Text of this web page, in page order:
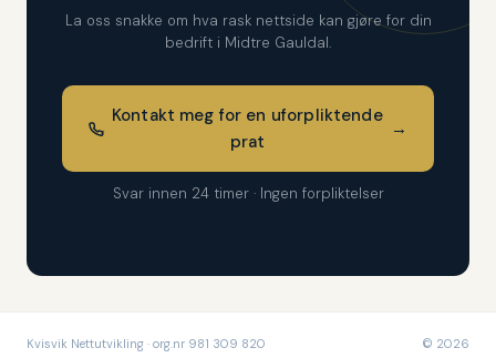
La oss snakke om hva rask nettside kan gjøre for din
bedrift i Midtre Gauldal.
Kontakt meg for en uforpliktende
prat
→
Svar innen 24 timer · Ingen forpliktelser
Kvisvik Nettutvikling · org.nr 981 309 820 © 2026